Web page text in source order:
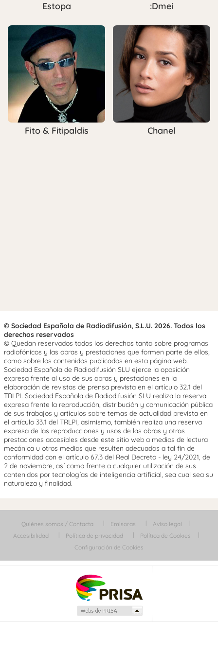
Estopa :Dmei
Fito & Fitipaldis Chanel
© Sociedad Española de Radiodifusión, S.L.U. 2026. Todos los
derechos reservados
© Quedan reservados todos los derechos tanto sobre programas
radiofónicos y las obras y prestaciones que formen parte de ellos,
como sobre los contenidos publicados en esta página web.
Sociedad Española de Radiodifusión SLU ejerce la oposición
expresa frente al uso de sus obras y prestaciones en la
elaboración de revistas de prensa prevista en el artículo 32.1 del
TRLPI. Sociedad Española de Radiodifusión SLU realiza la reserva
expresa frente la reproducción, distribución y comunicación pública
de sus trabajos y artículos sobre temas de actualidad prevista en
el artículo 33.1 del TRLPI, asimismo, también realiza una reserva
expresa de las reproducciones y usos de las obras y otras
prestaciones accesibles desde este sitio web a medios de lectura
mecánica u otros medios que resulten adecuados a tal fin de
conformidad con el artículo 67.3 del Real Decreto - ley 24/2021, de
2 de noviembre, así como frente a cualquier utilización de sus
contenidos por tecnologías de inteligencia artificial, sea cual sea su
naturaleza y finalidad.
Quiénes somos / Contacta Emisoras
Aviso legal
Accesibilidad
Política de privacidad
Política de Cookies
Configuración de Cookies